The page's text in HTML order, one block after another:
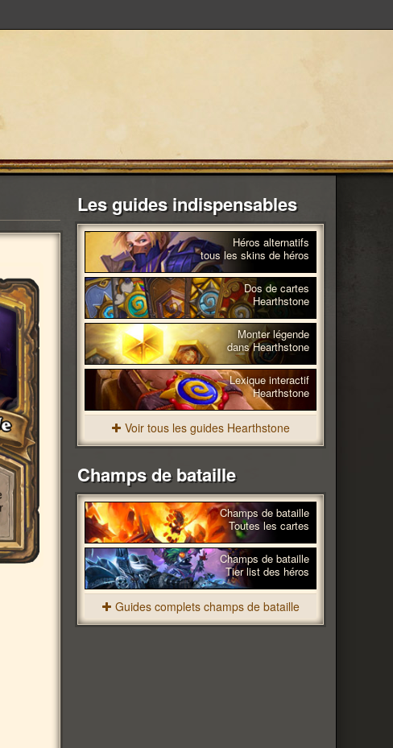
Les guides indispensables
Héros alternatifs
tous les skins de héros
Dos de cartes
Hearthstone
Monter légende
dans Hearthstone
Lexique interactif
Hearthstone
Voir tous les guides Hearthstone
Champs de bataille
Champs de bataille
Toutes les cartes
Champs de bataille
Tier list des héros
Guides complets champs de bataille